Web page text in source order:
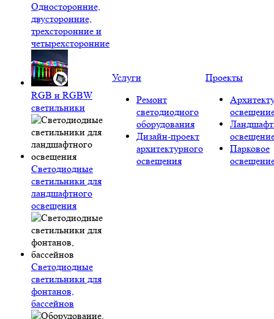
Односторонние,
двусторонние,
трехсторонние и
четырехсторонние
RGB и RGBW
светильники
Светодиодные
светильники для
ландшафтного
освещения
Светодиодные
светильники для
фонтанов,
бассейнов
Услуги
Ремонт
светодиодного
оборудования
Дизайн-проект
архитектурного
освещения
Проекты
Парковое